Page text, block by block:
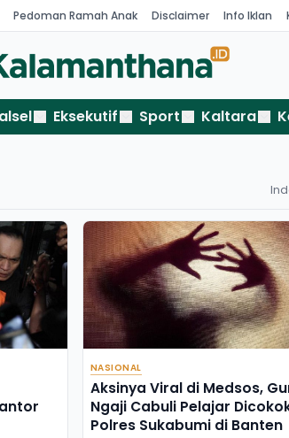
Pedoman Ramah Anak Disclaimer Info Iklan
Eksekutif Sport Kaltara
NASIONAL
Aksinya Viral di Medsos,
Ngaji Cabuli Pelajar
Polres Sukabumi di Banten